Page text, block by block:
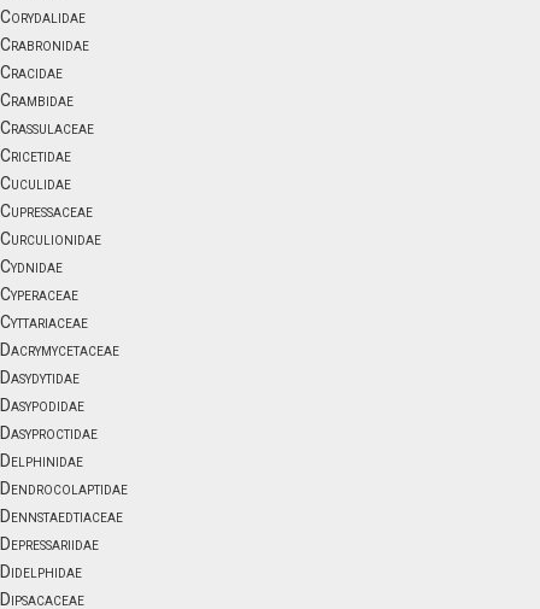
Corydalidae
Crabronidae
Cracidae
Crambidae
Crassulaceae
Cricetidae
Cuculidae
Cupressaceae
Curculionidae
Cydnidae
Cyperaceae
Cyttariaceae
Dacrymycetaceae
Dasydytidae
Dasypodidae
Dasyproctidae
Delphinidae
Dendrocolaptidae
Dennstaedtiaceae
Depressariidae
Didelphidae
Dipsacaceae